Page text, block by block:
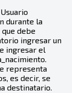
durante la
debe
ingresar un
ingresar el
representa
es decir, se
destinatario.